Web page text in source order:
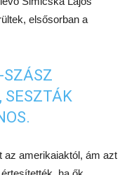
elsősorban a
SZÁSZ
SESZTÁK
az amerikaiaktól, ám azt